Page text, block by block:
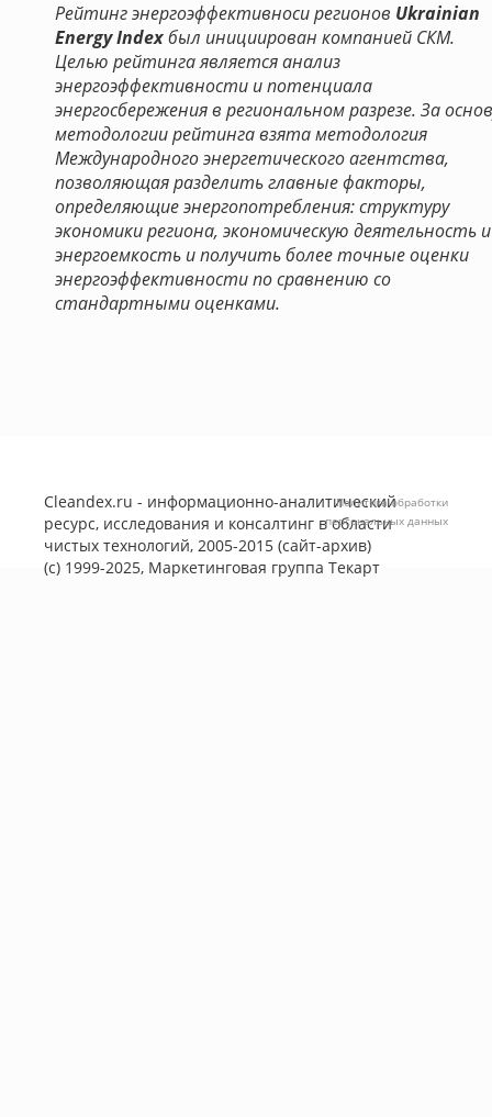
Рейтинг энергоэффективноси регионов Ukrainian
Energy Indexбыл инициирован компанией СКМ.
Целью рейтинга является анализ
энергоэффективности и потенциала
энергосбережения в региональном разрезе. За
методологии рейтинга взята методология
Международного энергетического агентства,
позволяющая разделить главные факторы,
определяющие энергопотребления: структуру
экономики региона, экономическую деятельность и
энергоемкость и получить более точные оценки
энергоэффективности по сравнению со
стандартными оценками.
Cleandex.ru - информационно-аналитический
ресурс, исследования и консалтинг в области
чистых технологий, 2005-2015 (сайт-архив)
(с) 1999-2025, Маркетинговая группа Текарт
Политика обработки
персональных данных